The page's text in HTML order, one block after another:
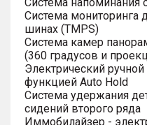
Система мониторинга
шинах (TMPS)
Система камер
(360 градусов и
Электрический
функцией Auto Hold
Система удержания
сидений второго ряда
Иммобилайзер -